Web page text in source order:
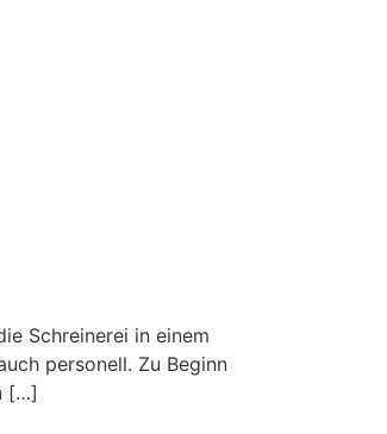
Schreinerei in einem
personell. Zu Beginn
[…]